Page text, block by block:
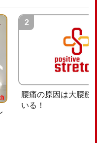
腰痛の原因は大腰筋
いる！